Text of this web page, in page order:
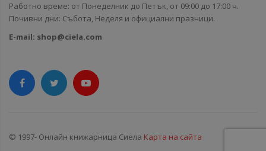
Работно време: от Понеделник до Петък, от 09:00 до 17:00 ч.
Почивни дни: Събота, Неделя и официални празници.
E-mail: shop@ciela.com
© 1997- Онлайн книжарница Сиела Карта на сайта